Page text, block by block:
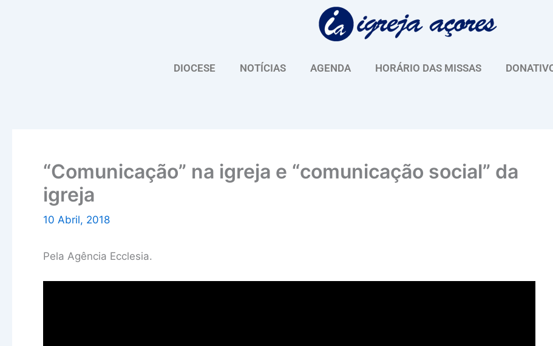
DIOCESE NOTÍCIAS AGENDA HORÁRIO DAS MISSAS
“Comunicação” na igreja e “comunicação social” da
igreja
10 Abril, 2018
Pela Agência Ecclesia.